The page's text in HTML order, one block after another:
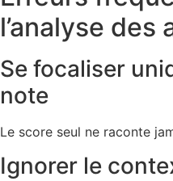
l’analyse des
Se focaliser
note
Le score seul ne raconte
Ignorer le